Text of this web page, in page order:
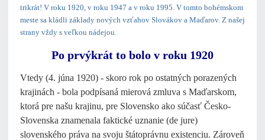
trikrát! V roku 1920, v roku 1947 a v roku 1995. V tomto bohémskom
meste sa kládli základy nových vzťahov Slovákov a Maďarov. Z našej
strany vždy s veľkou nádejou.
Po prvýkrát to bolo v roku 1920
Vtedy (4. júna 1920) - skoro rok po ostatných porazených
krajinách - bola podpísaná mierová zmluva s Maďarskom,
ktorá pre našu krajinu, pre Slovensko ako súčasť Česko-
Slovenska znamenala faktické uznanie (de jure)
slovenského práva na svoju štátoprávnu existenciu. Zároveň